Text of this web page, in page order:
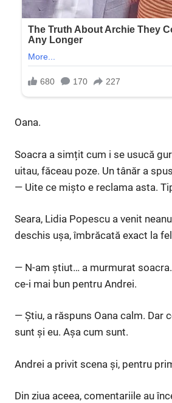
Oana.
Soacra a simțit cum i se usucă
uitau, făceau poze. Un tânăr a
— Uite ce mișto e reclama asta.
Seara, Lidia Popescu a venit
deschis ușa, îmbrăcată exact la
— N-am știut… a murmurat
ce-i mai bun pentru Andrei.
— Știu, a răspuns Oana calm. Dar
sunt și eu. Așa cum sunt.
Andrei a privit scena și, pentru
Din ziua aceea, comentariile au